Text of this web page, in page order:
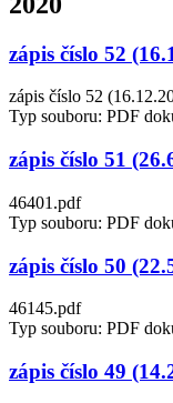
zápis číslo 52
zápis číslo 52
Typ souboru: PDF
zápis číslo 51
46401.pdf
Typ souboru: PDF
zápis číslo 50
46145.pdf
Typ souboru: PDF
zápis číslo 49